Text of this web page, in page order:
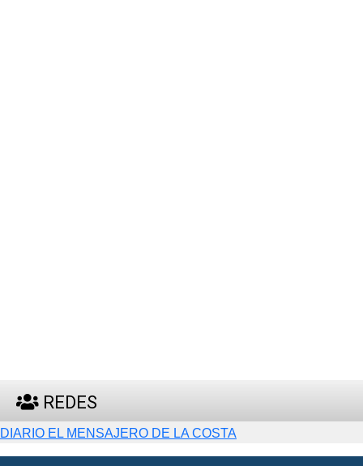
REDES
DIARIO EL MENSAJERO DE LA COSTA